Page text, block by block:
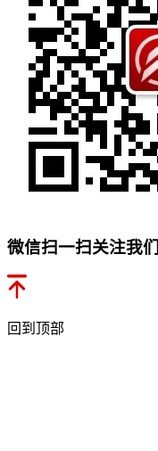
微信扫一扫关注我们
回到顶部